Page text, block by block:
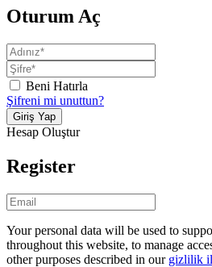
Oturum Aç
Beni Hatırla
Şifreni mi unuttun?
Hesap Oluştur
Register
Your personal data will be used to
throughout this website, to manage
other purposes described in our gizlilik